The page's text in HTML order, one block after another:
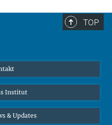
TOP
Institut
& Updates